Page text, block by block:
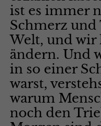
ist es immer
Schmerz und
Welt, und wir
ändern. Und
in so einer
warst,
warum
noch den